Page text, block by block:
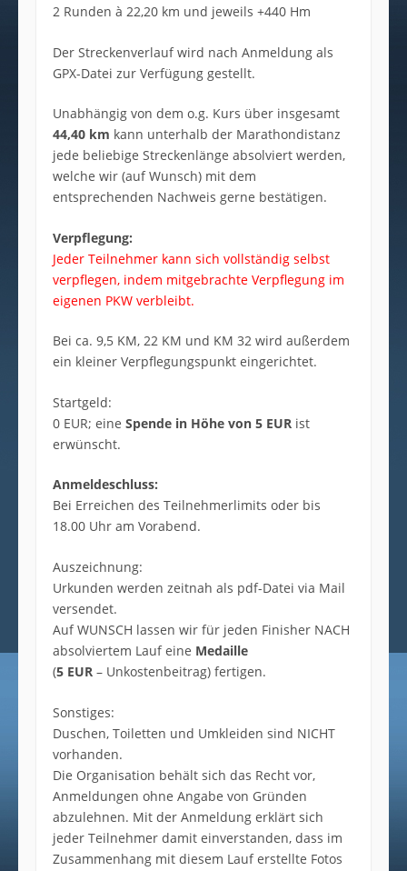
2 Runden à 22,20 km und jeweils +440 Hm
Der Streckenverlauf wird nach Anmeldung als
GPX-Datei zur Verfügung gestellt.
Unabhängig von dem o.g. Kurs über insgesamt
44,40 km kann unterhalb der Marathondistanz
jede beliebige Streckenlänge absolviert werden,
welche wir (auf Wunsch) mit dem
entsprechenden Nachweis gerne bestätigen.
Verpflegung:
Jeder Teilnehmer kann sich vollständig selbst
verpflegen, indem mitgebrachte Verpflegung im
eigenen PKW verbleibt.
Bei ca. 9,5 KM, 22 KM und KM 32 wird außerdem
ein kleiner Verpflegungspunkt eingerichtet.
Startgeld:
0 EUR; eine Spende in Höhe von 5 EUR ist
erwünscht.
Anmeldeschluss:
Bei Erreichen des Teilnehmerlimits oder bis
18.00 Uhr am Vorabend.
Auszeichnung:
Urkunden werden zeitnah als pdf-Datei via Mail
versendet.
Auf WUNSCH lassen wir für jeden Finisher NACH
absolviertem Lauf eine Medaille
(5 EUR – Unkostenbeitrag) fertigen.
Sonstiges:
Duschen, Toiletten und Umkleiden sind NICHT
vorhanden.
Die Organisation behält sich das Recht vor,
Anmeldungen ohne Angabe von Gründen
abzulehnen. Mit der Anmeldung erklärt sich
jeder Teilnehmer damit einverstanden, dass im
Zusammenhang mit diesem Lauf erstellte Fotos